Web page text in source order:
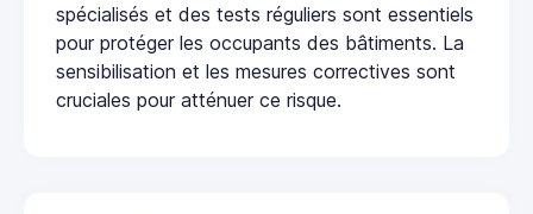
spécialisés et des tests réguliers sont essentiels
pour protéger les occupants des bâtiments. La
sensibilisation et les mesures correctives sont
cruciales pour atténuer ce risque.